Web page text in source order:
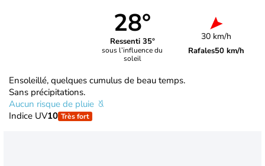
28°
Ressenti 35°
sous l’influence du
soleil
30 km/h
Rafales50 km/h
Ensoleillé, quelques cumulus de beau temps.
Sans précipitations.
Aucun risque de pluie
Indice UV10 Très fort